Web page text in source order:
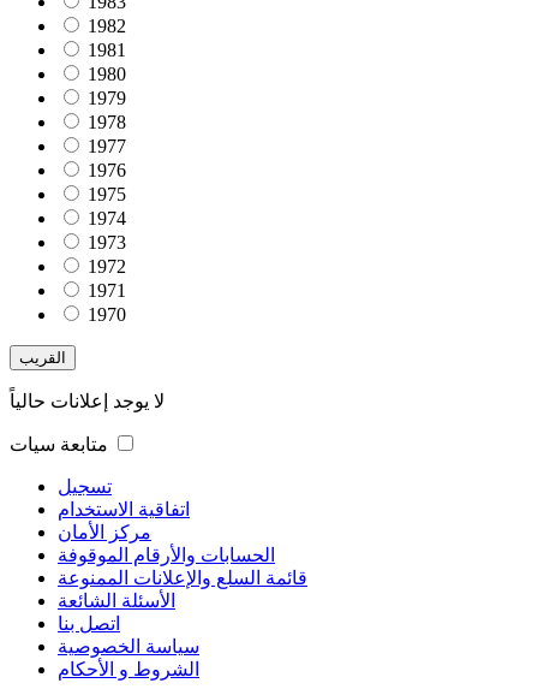
1982
1981
1980
1979
1978
1977
1976
1975
1974
1973
1972
1971
1970
القريب
لا يوجد إعلانات حالياً
تسجيل
اتفاقية الاستخدام
مركز الأمان
الحسابات والأرقام الموقوفة
قائمة السلع والإعلانات الممنوعة
الأسئلة الشائعة
اتصل بنا
سياسة الخصوصية
الشروط و الأحكام